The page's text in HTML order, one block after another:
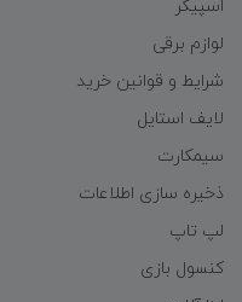
اسپیکر
لوازم برقی
شرایط و قوانین خرید
لایف استایل
سیمکارت
ذخیره سازی اطلاعات
لپ تاپ
کنسول بازی